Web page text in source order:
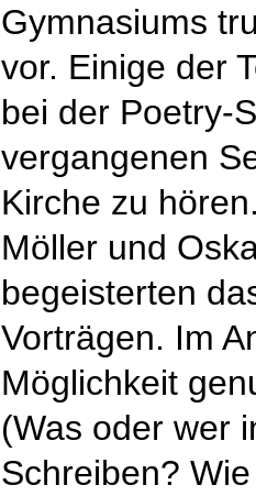
Gymnasiums
vor. Einige der
bei der Poetry-
vergangenen
Kirche zu
Möller und
begeisterten
Vorträgen. Im
Möglichkeit
(Was oder wer
Schreiben?